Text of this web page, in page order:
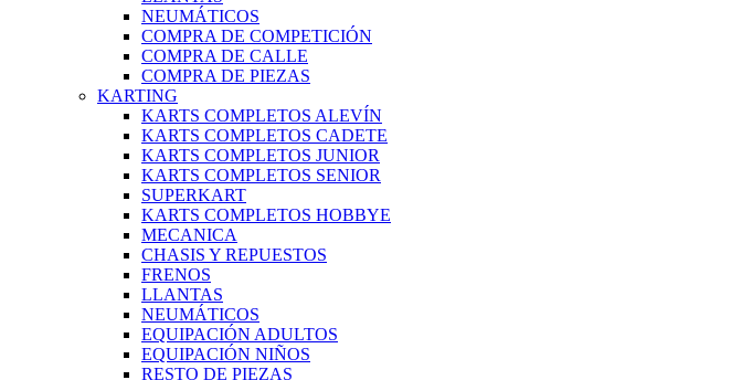
NEUMÁTICOS
COMPRA DE COMPETICIÓN
COMPRA DE CALLE
COMPRA DE PIEZAS
KARTING
KARTS COMPLETOS ALEVÍN
KARTS COMPLETOS CADETE
KARTS COMPLETOS JUNIOR
KARTS COMPLETOS SENIOR
SUPERKART
KARTS COMPLETOS HOBBYE
MECANICA
CHASIS Y REPUESTOS
FRENOS
LLANTAS
NEUMÁTICOS
EQUIPACIÓN ADULTOS
EQUIPACIÓN NIÑOS
RESTO DE PIEZAS